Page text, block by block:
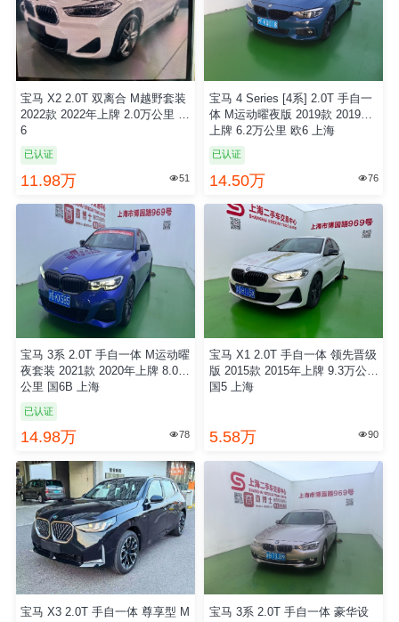
宝马 X2 2.0T 双离合 M越野套装
2022款 2022年上牌 2.0万公里 国
6
已认证
11.98万 51
宝马 4 Series [4系] 2.0T 手自一
体 M运动曜夜版 2019款 2019年
上牌 6.2万公里 欧6 上海
已认证
14.50万 76
宝马 3系 2.0T 手自一体 M运动曜
夜套装 2021款 2020年上牌 8.0万
公里 国6B 上海
已认证
14.98万 78
宝马 X1 2.0T 手自一体 领先晋级
版 2015款 2015年上牌 9.3万公里
国5 上海
5.58万 90
宝马 X3 2.0T 手自一体 尊享型 M
宝马 3系 2.0T 手自一体 豪华设